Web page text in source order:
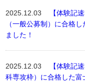
2025.12.03
【体験記
（一般公募制）に合格
ました！
2025.12.03
【体験記
科専攻枠）に合格した富